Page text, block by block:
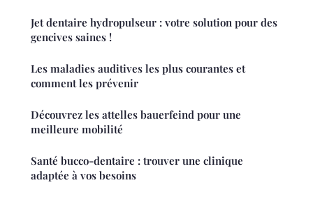
Jet dentaire hydropulseur : votre solution pour des
gencives saines !
Les maladies auditives les plus courantes et
comment les prévenir
Découvrez les attelles bauerfeind pour une
meilleure mobilité
Santé bucco-dentaire : trouver une clinique
adaptée à vos besoins